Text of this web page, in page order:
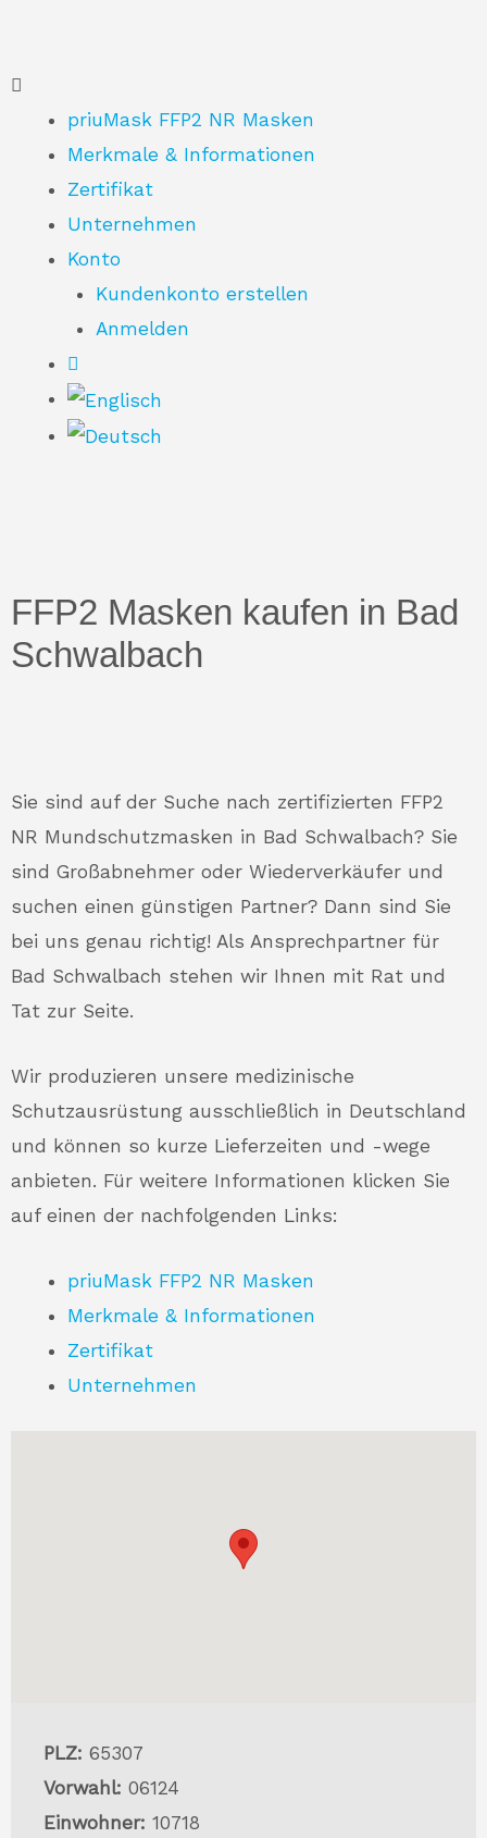
priuMask FFP2 NR Masken
Merkmale & Informationen
Zertifikat
Unternehmen
Konto
Kundenkonto erstellen
Anmelden
FFP2 Masken kaufen in Bad
Schwalbach
Sie sind auf der Suche nach zertifizierten FFP2
NR Mundschutzmasken in Bad Schwalbach? Sie
sind Großabnehmer oder Wiederverkäufer und
suchen einen günstigen Partner? Dann sind Sie
bei uns genau richtig! Als Ansprechpartner für
Bad Schwalbach stehen wir Ihnen mit Rat und
Tat zur Seite.
Wir produzieren unsere medizinische
Schutzausrüstung ausschließlich in Deutschland
und können so kurze Lieferzeiten und -wege
anbieten. Für weitere Informationen klicken Sie
auf einen der nachfolgenden Links:
priuMask FFP2 NR Masken
Merkmale & Informationen
Zertifikat
Unternehmen
PLZ: 65307
Vorwahl: 06124
Einwohner: 10718